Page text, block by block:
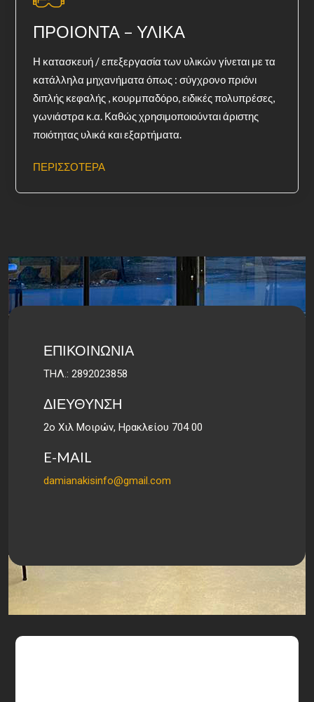
ΕΙΔΙΚΕΣ ΚΑΤΑΣΚΕΥΕΣ
ΠΡΟΙΟΝΤΑ – ΥΛΙΚΑ
Η κατασκευή / επεξεργασία των υλικών γίνεται με τα
κατάλληλα μηχανήματα όπως : σύγχρονο πριόνι
διπλής κεφαλής , κουρμπαδόρο, ειδικές πολυπρέσες,
γωνιάστρα κ.α. Καθώς χρησιμοποιούνται άριστης
ποιότητας υλικά και εξαρτήματα.
ΠΕΡΙΣΣΟΤΕΡΑ
ΕΠΙΚΟΙΝΩΝΙΑ
ΤΗΛ.: 2892023858
ΔΙΕΥΘΥΝΣΗ
2ο Χιλ Μοιρών, Ηρακλείου 704 00
E-MAIL
damianakisinfo@gmail.com